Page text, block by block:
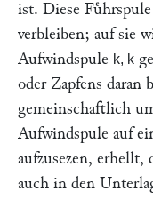
ist. Diese
verbleiben; auf sie
Aufwindspule k, k
oder Zapfens daran
gemeinschaftlich
Aufwindspule auf
aufzusezen, erhellt,
auch in den